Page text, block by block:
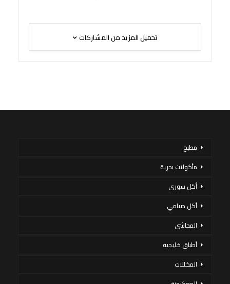
تحميل المزيد من المشاركات
مطبخ
مأكولات بحرية
أكل سورى
أكل صيامي
المحاشي
أطباق خليجية
المخللات